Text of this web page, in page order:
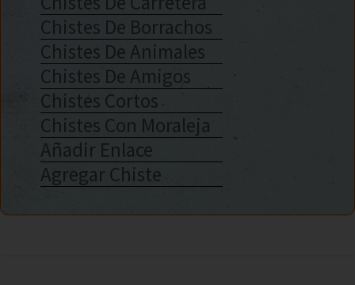
Chistes De Borrachos
Chistes De Animales
Chistes De Amigos
Chistes Cortos
Chistes Con Moraleja
Añadir Enlace
Agregar Chiste